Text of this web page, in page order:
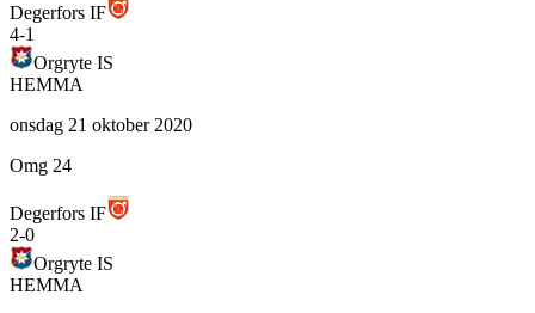
Degerfors IF
4-1
Orgryte IS
HEMMA
onsdag 21 oktober 2020
Omg 24
Degerfors IF
2-0
Orgryte IS
HEMMA